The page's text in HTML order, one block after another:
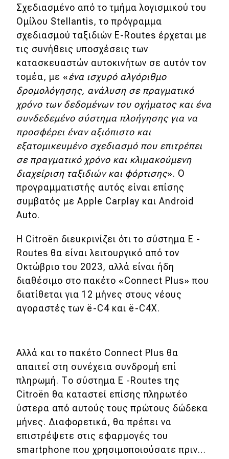
Eco
Νέα
Τεχνολογία
Mobility
Σταθμοί φόρτισης
Classic
Νέα
Παρουσιάσεις
MOTO
Μεταχειρισμένο
Οδηγός αγοράς
Χρηστικά
Συμβουλές
ΚΤΕΟ
Οδική βοήθεια
Σχεδιασμένο από το τμήμα λογισμικού του
Ομίλου Stellantis, το πρόγραμμα
σχεδιασμού ταξιδιών E-Routes έρχεται με
τις συνήθεις υποσχέσεις των
κατασκευαστών αυτοκινήτων σε αυτόν τον
τομέα, με «ένα ισχυρό αλγόριθμο
δρομολόγησης, ανάλυση σε πραγματικό
χρόνο των δεδομένων του οχήματος και ένα
συνδεδεμένο σύστημα πλοήγησης για να
προσφέρει έναν αξιόπιστο και
εξατομικευμένο σχεδιασμό που επιτρέπει
σε πραγματικό χρόνο και κλιμακούμενη
διαχείριση ταξιδιών και φόρτισης». Ο
προγραμματιστής αυτός είναι επίσης
συμβατός με Apple Carplay και Android
Auto.
Η Citroën διευκρινίζει ότι το σύστημα E -
Routes θα είναι λειτουργικό από τον
Οκτώβριο του 2023, αλλά είναι ήδη
διαθέσιμο στο πακέτο «Connect Plus» που
διατίθεται για 12 μήνες στους νέους
αγοραστές των ë-C4 και ë-C4X.
Αλλά και το πακέτο Connect Plus θα
απαιτεί στη συνέχεια συνδρομή επί
πληρωμή. Το σύστημα E -Routes της
Citroën θα καταστεί επίσης πληρωτέο
ύστερα από αυτούς τους πρώτους δώδεκα
μήνες. Διαφορετικά, θα πρέπει να
επιστρέψετε στις εφαρμογές του
smartphone που χρησιμοποιούσατε πριν…